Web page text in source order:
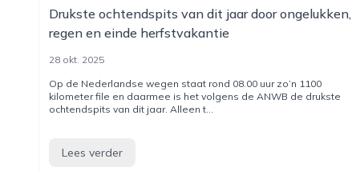
Drukste ochtendspits van dit jaar door ongelukken,
regen en einde herfstvakantie
28 okt. 2025
Op de Nederlandse wegen staat rond 08.00 uur zo’n 1100
kilometer file en daarmee is het volgens de ANWB de drukste
ochtendspits van dit jaar. Alleen t...
Lees verder